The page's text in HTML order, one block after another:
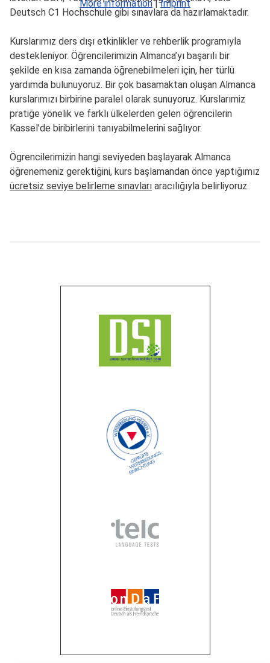
Deutsch C1 Hochschule gibi sınavlara da hazırlamaktadır.
Kurslarımız ders dışı etkinlikler ve rehberlik programıyla
destekleniyor. Öğrencilerimizin Almanca’yı başarılı bir
şekilde en kısa zamanda öğrenebilmeleri için, her türlü
yardımda bulunuyoruz. Bir çok basamaktan oluşan Almanca
kurslarımızı birbirine paralel olarak sunuyoruz. Kurslarımiz
pratiğe yönelik ve farklı ülkelerden gelen öğrencilerin
Kassel’de biribirlerini tanıyabilmelerini sağlıyor.
Ögrencilerimizin hangi seviyeden başlayarak Almanca
öğrenemeniz gerektiğini, kurs başlamandan önce yaptığımız
ücretsiz seviye belirleme sınavları aracılığıyla belirliyoruz.
More information|Imprint